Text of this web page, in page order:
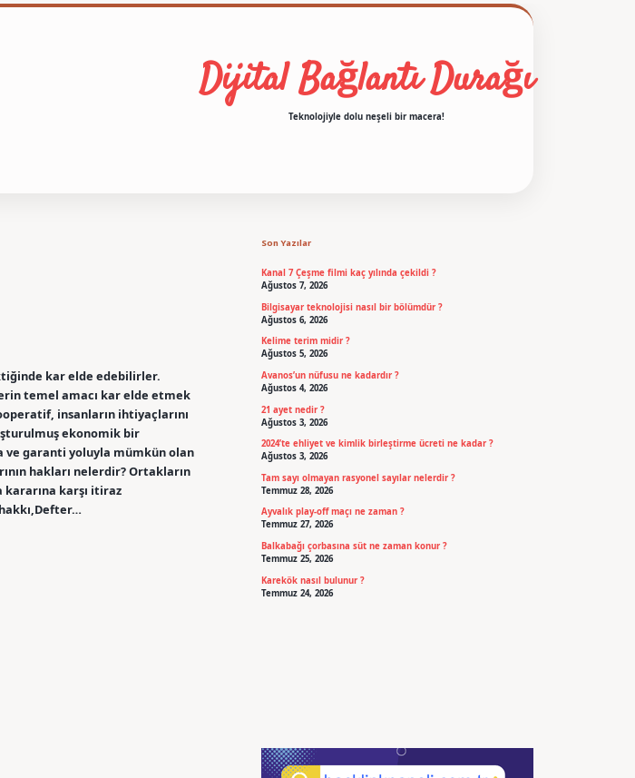
Dijital Bağlantı Durağı
Teknolojiyle dolu neşeli bir macera!
kar elde edebilirler.
temel amacı kar elde etmek
insanların ihtiyaçlarını
ekonomik bir
ve garanti yoluyla mümkün olan
hakları nelerdir? Ortakların
kararına karşı itiraz
Son Yazılar
Kanal 7 Çeşme filmi kaç yılında çekildi ?
Ağustos 7, 2026
Bilgisayar teknolojisi nasıl bir bölümdür ?
Ağustos 6, 2026
Kelime terim midir ?
Ağustos 5, 2026
Avanos’un nüfusu ne kadardır ?
Ağustos 4, 2026
21 ayet nedir ?
Ağustos 3, 2026
2024’te ehliyet ve kimlik birleştirme ücreti ne kadar ?
Ağustos 3, 2026
Tam sayı olmayan rasyonel sayılar nelerdir ?
Temmuz 28, 2026
Ayvalık play-off maçı ne zaman ?
Temmuz 27, 2026
Balkabağı çorbasına süt ne zaman konur ?
Temmuz 25, 2026
Karekök nasıl bulunur ?
Temmuz 24, 2026